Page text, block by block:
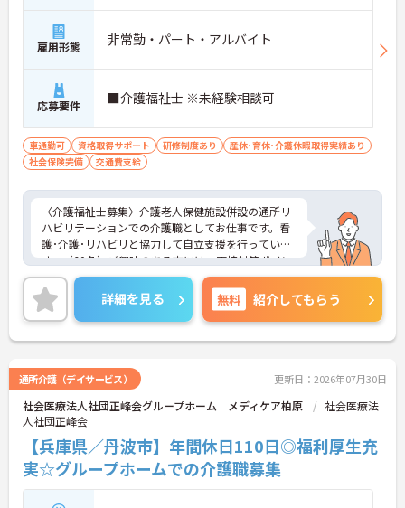
雇用形態 非常勤・パート・アルバイト
応募要件 ■介護福祉士 ※未経験相談可
車通勤可 資格取得サポート 研修制度あり
産休･育休･介護休暇取得実績あり
社会保険完備
交通費支給
〈介護福祉士募集〉介護老人保健施設併設の通所リ
ハビリテーションでの介護職としてお仕事です。看
護･介護･リハビリと協力して自立支援を行っていま
す。（60名）ご興味のある方には、面接対策ポイン
トなど、さらに詳細をお話しいたしますのでお気軽
にご相談ください！
詳細を見る 無料 紹介してもらう
通所介護（デイサービス） 更新日：2026年07月30日
社会医療法人社団正峰会グループホーム メディケア柏原
社会医療法
人社団正峰会
【兵庫県／丹波市】年間休日110日◎福利厚生充
実☆グループホームでの介護職募集